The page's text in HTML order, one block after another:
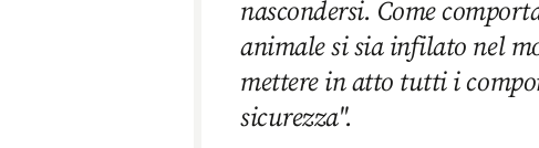
nascondersi. Come
animale si sia infilato nel
mettere in atto tutti i
sicurezza".